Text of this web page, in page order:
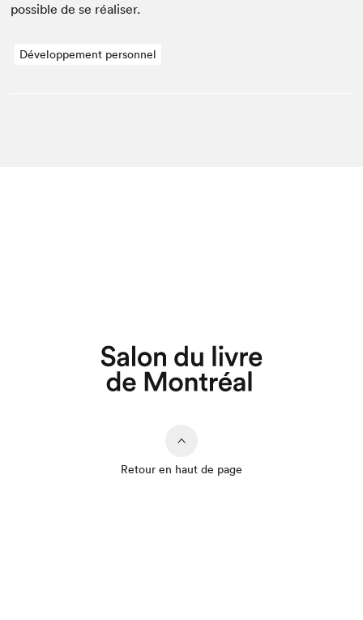
pos­si­ble de se réaliser.
Développement personnel
Retour en haut de page